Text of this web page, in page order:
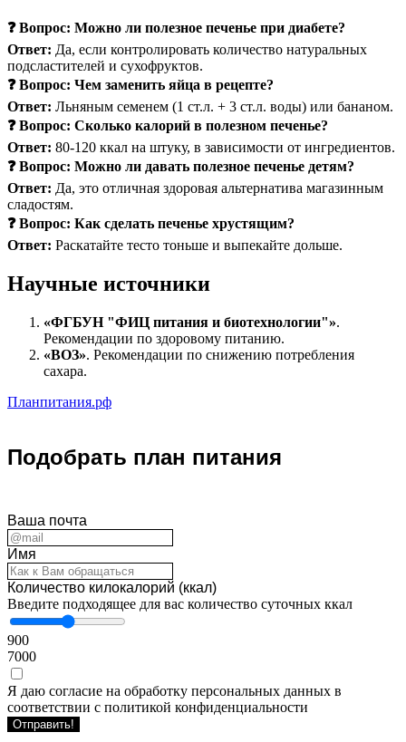
❓ Вопрос: Можно ли полезное печенье при диабете?
Ответ: Да, если контролировать количество натуральных
подсластителей и сухофруктов.
❓ Вопрос: Чем заменить яйца в рецепте?
Ответ: Льняным семенем (1 ст.л. + 3 ст.л. воды) или бананом.
❓ Вопрос: Сколько калорий в полезном печенье?
Ответ: 80-120 ккал на штуку, в зависимости от ингредиентов.
❓ Вопрос: Можно ли давать полезное печенье детям?
Ответ: Да, это отличная здоровая альтернатива магазинным
сладостям.
❓ Вопрос: Как сделать печенье хрустящим?
Ответ: Раскатайте тесто тоньше и выпекайте дольше.
Научные источники
«ФГБУН "ФИЦ питания и биотехнологии"».
Рекомендации по здоровому питанию.
«ВОЗ». Рекомендации по снижению потребления
сахара.
Планпитания.рф
Подобрать план питания
Ваша почта
Имя
Количество килокалорий (ккал)
Введите подходящее для вас количество суточных ккал
900
7000
Я даю согласие на обработку персональных данных в
соответствии с политикой конфиденциальности
Отправить!